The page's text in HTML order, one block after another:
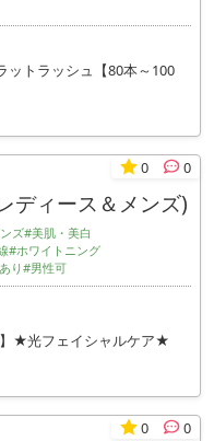
ットラッシュ【80本～100
0 0
ィース＆メンズ)
ズ#美肌・美白
#ホワイトニング
り#男性可
】★光フェイシャルケア★
0 0